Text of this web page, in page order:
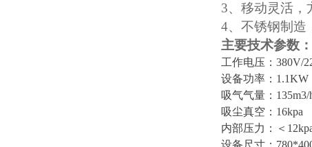
3、 移动灵活，
4、 不锈钢制造
主要技术参数：
工作电压：380V/
设备功率：1.1KW
吸气气量：135m3/
吸尘真空：16kpa
内部压力：＜
设备尺寸：